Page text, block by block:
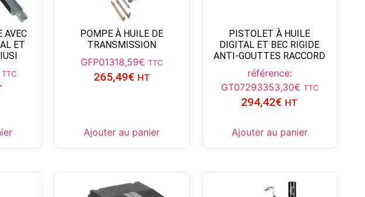
AVEC
ET
TTC
POMPE À HUILE DE
TRANSMISSION
GFP01318,59€ TTC
265,49€ HT
Ajouter au panier
PISTOLET À HUILE
DIGITAL ET BEC RIGIDE
ANTI-GOUTTES RACCORD
référence:
GT07293353,30€ TTC
294,42€ HT
Ajouter au panier